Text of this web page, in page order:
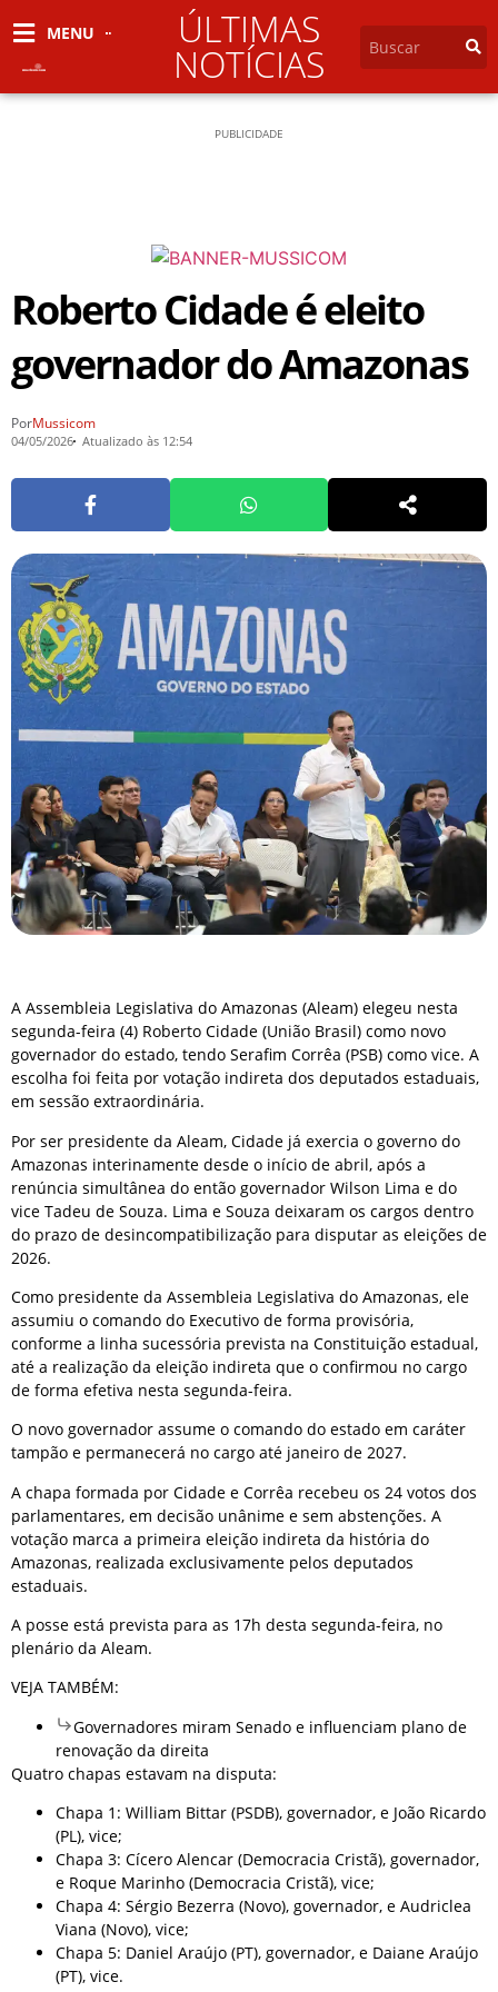
MENU ÚLTIMAS
NOTÍCIAS
PUBLICIDADE
Roberto Cidade é eleito
governador do Amazonas
PorMussicom
04/05/2026 Atualizado às 12:54
A Assembleia Legislativa do Amazonas (Aleam) elegeu nesta
segunda-feira (4) Roberto Cidade (União Brasil) como novo
governador do estado, tendo Serafim Corrêa (PSB) como vice. A
escolha foi feita por votação indireta dos deputados estaduais,
em sessão extraordinária.
Por ser presidente da Aleam, Cidade já exercia o governo do
Amazonas interinamente desde o início de abril, após a
renúncia simultânea do então governador Wilson Lima e do
vice Tadeu de Souza. Lima e Souza deixaram os cargos dentro
do prazo de desincompatibilização para disputar as eleições de
2026.
Como presidente da Assembleia Legislativa do Amazonas, ele
assumiu o comando do Executivo de forma provisória,
conforme a linha sucessória prevista na Constituição estadual,
até a realização da eleição indireta que o confirmou no cargo
de forma efetiva nesta segunda-feira.
O novo governador assume o comando do estado em caráter
tampão e permanecerá no cargo até janeiro de 2027.
A chapa formada por Cidade e Corrêa recebeu os 24 votos dos
parlamentares, em decisão unânime e sem abstenções. A
votação marca a primeira eleição indireta da história do
Amazonas, realizada exclusivamente pelos deputados
estaduais.
A posse está prevista para as 17h desta segunda-feira, no
plenário da Aleam.
VEJA TAMBÉM:
Governadores miram Senado e influenciam plano de
renovação da direita
Quatro chapas estavam na disputa:
Chapa 1: William Bittar (PSDB), governador, e João Ricardo
(PL), vice;
Chapa 3: Cícero Alencar (Democracia Cristã), governador,
e Roque Marinho (Democracia Cristã), vice;
Chapa 4: Sérgio Bezerra (Novo), governador, e Audriclea
Viana (Novo), vice;
Chapa 5: Daniel Araújo (PT), governador, e Daiane Araújo
(PT), vice.